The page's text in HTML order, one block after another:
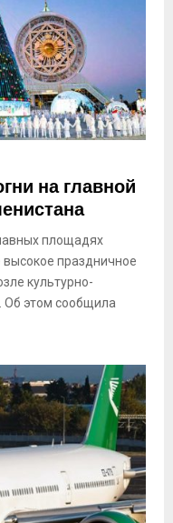
на главной
площадях
праздничное
культурно-
Об этом сообщила